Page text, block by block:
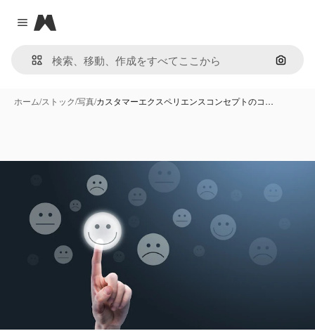
Close menu
Magnific
画像で
ホーム/ストック/写真/カスタマーエクスペリエンスコンセプトのコ…